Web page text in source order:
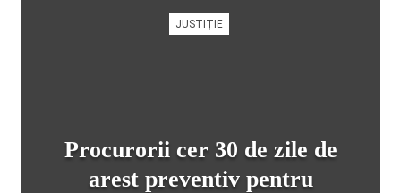
JUSTIȚIE
Procurorii cer 30 de zile de
arest preventiv pentru